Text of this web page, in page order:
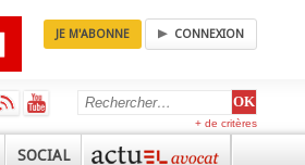
JE M'ABONNE CONNEXION
+ de critères
SOCIAL